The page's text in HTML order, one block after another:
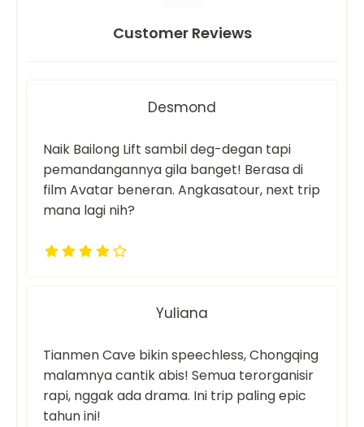
Customer Reviews
Desmond
Naik Bailong Lift sambil deg-degan tapi
pemandangannya gila banget! Berasa di
film Avatar beneran. Angkasatour, next trip
mana lagi nih?
Yuliana
Tianmen Cave bikin speechless, Chongqing
malamnya cantik abis! Semua terorganisir
rapi, nggak ada drama. Ini trip paling epic
tahun ini!